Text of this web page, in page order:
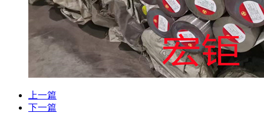
上一篇
下一篇